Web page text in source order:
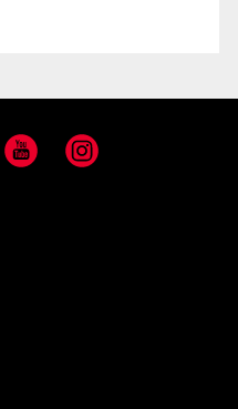
YouTube Instagram